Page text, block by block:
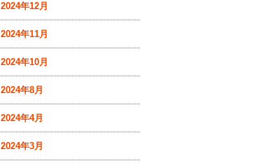
2024年12月
2024年11月
2024年10月
2024年8月
2024年4月
2024年3月